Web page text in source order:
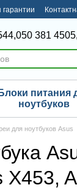
гарантии
050 381
Блоки питания
ноутбуков
для ноутбуков Asus
X453,